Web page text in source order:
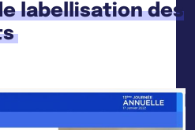
labellisation des